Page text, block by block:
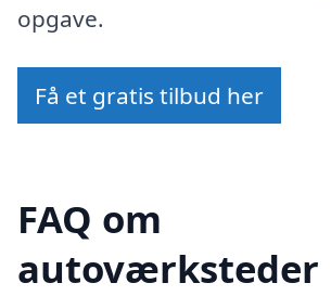
opgave.
Få et gratis tilbud her
FAQ om
autoværksteder